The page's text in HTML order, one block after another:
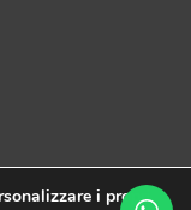
s.n.c.Privacy Policy
i propri